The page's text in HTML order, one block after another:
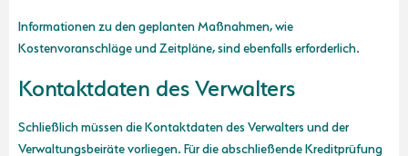
Informationen zu den geplanten Maßnahmen, wie
Kostenvoranschläge und Zeitpläne, sind ebenfalls erforderlich.
Kontaktdaten des Verwalters
Schließlich müssen die Kontaktdaten des Verwalters und der
Verwaltungsbeiräte vorliegen. Für die abschließende Kreditprüfung